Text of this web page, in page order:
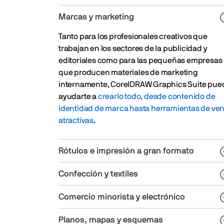
Marcas y marketing
Tanto para los profesionales creativos que
trabajan en los sectores de la publicidad y
editoriales como para las pequeñas empresas
que producen materiales de marketing
internamente, CorelDRAW Graphics Suite
ayudarte acrearlo todo, desde contenido de
identidad de marca hasta herramientas de
atractivas.
Rótulos e impresión a gran formato
Confección y textiles
Comercio minorista y electrónico
Planos, mapas y esquemas